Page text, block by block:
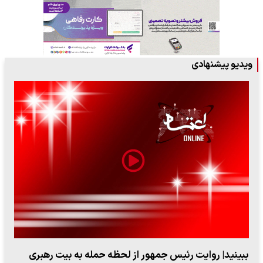
ویدیو پیشنهادی
ببینید| روایت رئیس جمهور از لحظه حمله به بیت رهبری